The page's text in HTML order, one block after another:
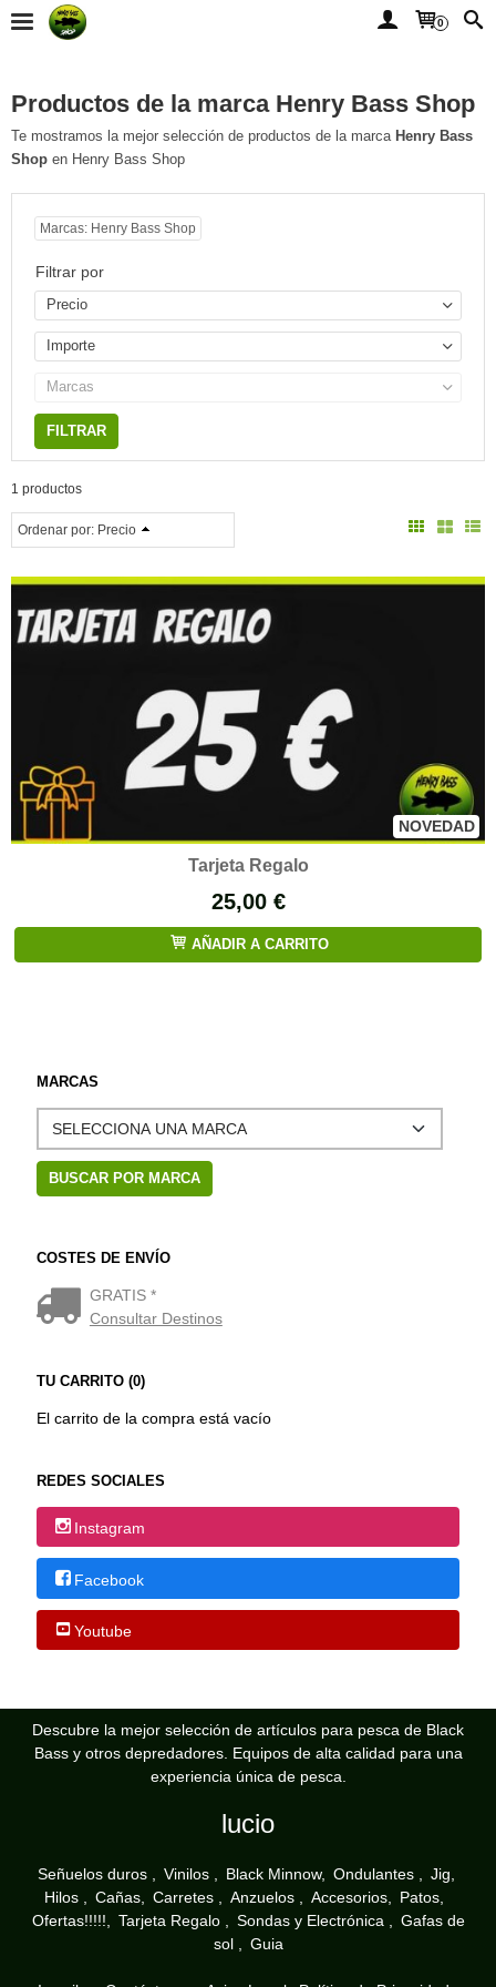
0
MARCAS
COSTES DE ENVÍO
GRATIS *
Consultar Destinos
TU CARRITO (0)
El carrito de la compra está vacío
REDES SOCIALES
Instagram
Facebook
Youtube
Productos de la marca Henry Bass Shop
Te mostramos la mejor selección de productos de la marca Henry Bass
Shop en Henry Bass Shop
Marcas: Henry Bass Shop
Filtrar por
Precio
Importe
Marcas
1 productos
Ordenar por: Precio
NOVEDAD
Tarjeta Regalo
25,00 €
AÑADIR A CARRITO
Descubre la mejor selección de artículos para pesca de Black
Bass y otros depredadores. Equipos de alta calidad para una
experiencia única de pesca.
lucio
Señuelos duros Vinilos Black Minnow Ondulantes
Jig
Hilos
Cañas Carretes Anzuelos Accesorios
Patos
Ofertas!!!!!
Tarjeta Regalo Sondas y Electrónica
Gafas de
sol
Guia